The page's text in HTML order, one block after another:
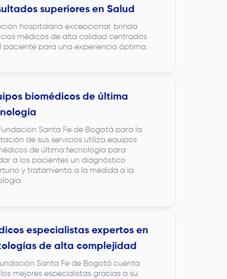
superiores en Salud
hospitalaria excepcional: brinda
médicos de alta calidad centrados
paciente para una experiencia óptima.
biomédicos de última
Santa Fe de Bogotá para la
de sus servicios utiliza equipos
de última tecnología para
a los pacientes un diagnóstico
y tratamiento a la medida a la
especialistas expertos en
de alta complejidad
Santa Fe de Bogotá cuenta
mejores especialistas gracias a su